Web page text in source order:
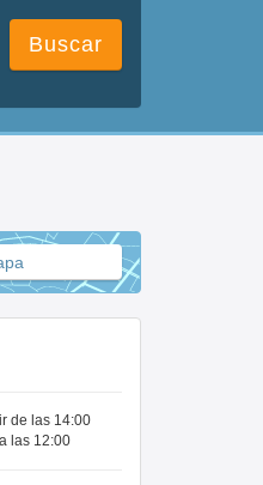
Buscar
de las 14:00
las 12:00